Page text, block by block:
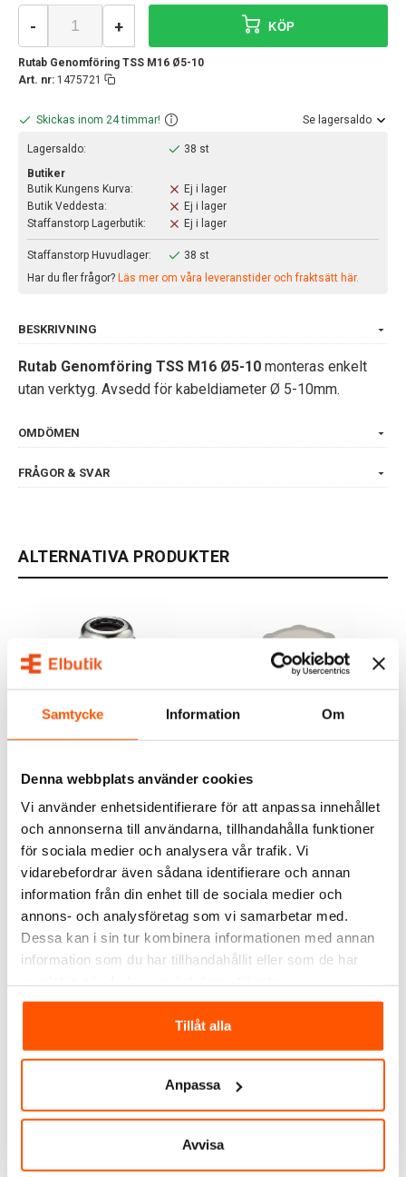
Samtycke Information Om
Denna webbplats använder cookies
Vi använder enhetsidentifierare för att anpassa innehållet
och annonserna till användarna, tillhandahålla funktioner
för sociala medier och analysera vår trafik. Vi
vidarebefordrar även sådana identifierare och annan
information från din enhet till de sociala medier och
annons- och analysföretag som vi samarbetar med.
Dessa kan i sin tur kombinera informationen med annan
information som du har tillhandahållit eller som de har
Tillåt alla
Anpassa
Avvisa
Rutab Genomföring TSS M16 Ø5-10
Art. nr: 1475721
- + KÖP
Skickas inom 24 timmar! Se lagersaldo
Lagersaldo:
38 st
Butiker
Butik Kungens Kurva:
Ej i lager
Butik Veddesta:
Ej i lager
Staffanstorp Lagerbutik:
Ej i lager
Staffanstorp Huvudlager:
38 st
Har du fler frågor? Läs mer om våra leveranstider och fraktsätt här.
BESKRIVNING
Rutab Genomföring TSS M16 Ø5-10 monteras enkelt
utan verktyg. Avsedd för kabeldiameter Ø 5-10mm.
OMDÖMEN
FRÅGOR & SVAR
ALTERNATIVA PRODUKTER
Rutab Förskruvning
Mässing
från 55,00 kr
4 av 5 varianter i webblager
Membrantätning M16
7,00 kr
LÄGG I VARUKORG
ANDRA KUNDER KÖPTE ÄVEN
Namron Kopplingsdosa
ABB Kopplingsdosa AP9
ABB